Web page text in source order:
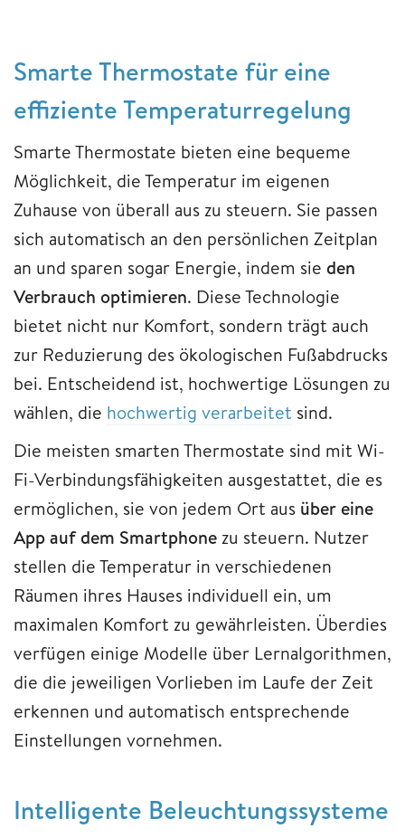
Smarte Thermostate für eine
effiziente Temperaturregelung
Smarte Thermostate bieten eine bequeme
Möglichkeit, die Temperatur im eigenen
Zuhause von überall aus zu steuern. Sie passen
sich automatisch an den persönlichen Zeitplan
an und sparen sogar Energie, indem sie den
Verbrauch optimieren. Diese Technologie
bietet nicht nur Komfort, sondern trägt auch
zur Reduzierung des ökologischen Fußabdrucks
bei. Entscheidend ist, hochwertige Lösungen zu
wählen, die hochwertig verarbeitet sind.
Die meisten smarten Thermostate sind mit Wi-
Fi-Verbindungsfähigkeiten ausgestattet, die es
ermöglichen, sie von jedem Ort aus über eine
App auf dem Smartphonezu steuern. Nutzer
stellen die Temperatur in verschiedenen
Räumen ihres Hauses individuell ein, um
maximalen Komfort zu gewährleisten. Überdies
verfügen einige Modelle über Lernalgorithmen,
die die jeweiligen Vorlieben im Laufe der Zeit
erkennen und automatisch entsprechende
Einstellungen vornehmen.
Intelligente Beleuchtungssysteme